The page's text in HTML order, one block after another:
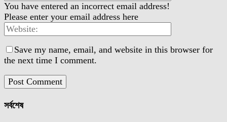
You have entered an incorrect email address!
Please enter your email address here
Save my name, email, and website in this browser for
the next time I comment.
সর্বশেষ